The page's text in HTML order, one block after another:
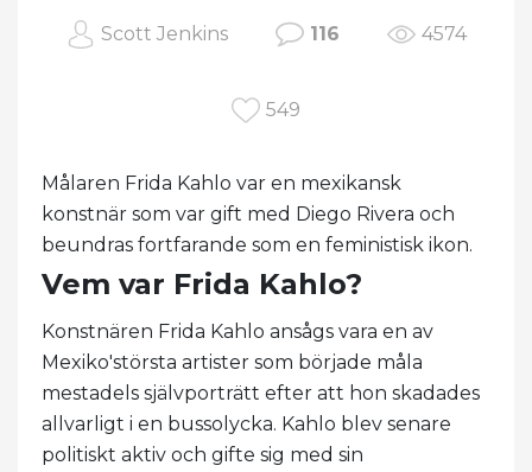
Scott Jenkins 116 4574
549
Målaren Frida Kahlo var en mexikansk
konstnär som var gift med Diego Rivera och
beundras fortfarande som en feministisk ikon.
Vem var Frida Kahlo?
Konstnären Frida Kahlo ansågs vara en av
Mexiko'största artister som började måla
mestadels självporträtt efter att hon skadades
allvarligt i en bussolycka. Kahlo blev senare
politiskt aktiv och gifte sig med sin